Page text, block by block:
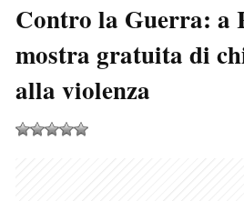
Contro la Guerra: a
mostra gratuita di
alla violenza